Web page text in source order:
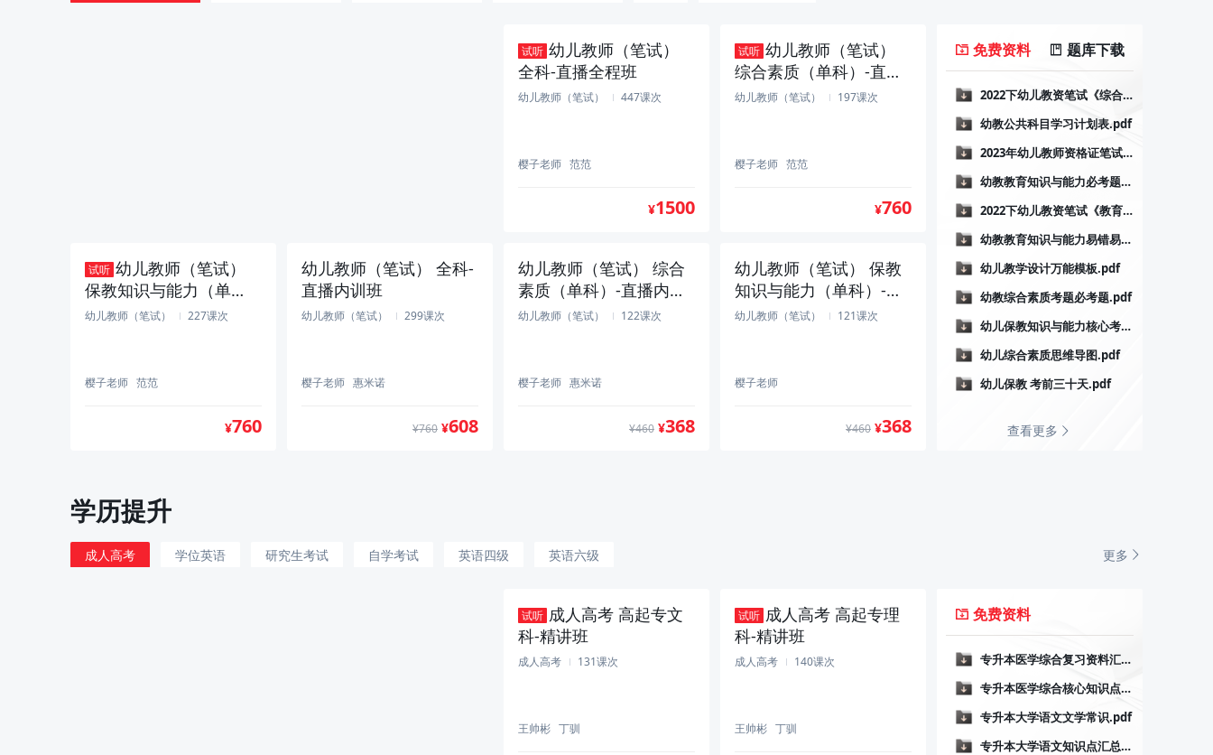
试听 幼儿教师（笔试）
全科-直播全程班
幼儿教师（笔试） 447课次
樱子老师 范范
¥1500
试听 幼儿教师（笔试）
综合素质（单科）-直播
全程班
幼儿教师（笔试） 197课次
樱子老师 范范
¥760
试听 幼儿教师（笔试）
保教知识与能力（单
科）-直播全程班
幼儿教师（笔试） 227课次
樱子老师 范范
¥760
幼儿教师（笔试） 全科-
直播内训班
幼儿教师（笔试） 299课次
樱子老师 惠米诺
¥760 ¥608
幼儿教师（笔试） 综合
素质（单科）-直播内训
班
幼儿教师（笔试） 122课次
樱子老师 惠米诺
¥460 ¥368
幼儿教师（笔试） 保教
知识与能力（单科）-直
播内训班
幼儿教师（笔试） 121课次
樱子老师
¥460 ¥368
全科-VIP协议高端班
免费资料 题库下载
2022下幼儿教资笔试《综合素质》.pdf
幼教公共科目学习计划表.pdf
2023年幼儿教师资格证笔试学习计划.pdf
幼教教育知识与能力必考题.pdf
2022下幼儿教资笔试《教育知识与能力》.pdf
幼教教育知识与能力易错易混淆点.pdf
幼儿教学设计万能模板.pdf
幼教综合素质考题必考题.pdf
幼儿保教知识与能力核心考点.pdf
幼儿综合素质思维导图.pdf
幼儿保教 考前三十天.pdf
查看更多
学历提升
成人高考 学位英语 研究生考试 自学考试 英语四级 英语六级 更多
试听 成人高考 高起专文
科-精讲班
成人高考 131课次
王帅彬 丁驯
试听 成人高考 高起专理
科-精讲班
成人高考 140课次
王帅彬 丁驯
免费资料
专升本医学综合复习资料汇总.pdf
专升本医学综合核心知识点速记.pdf
专升本大学语文文学常识.pdf
专升本大学语文知识点汇总.pdf